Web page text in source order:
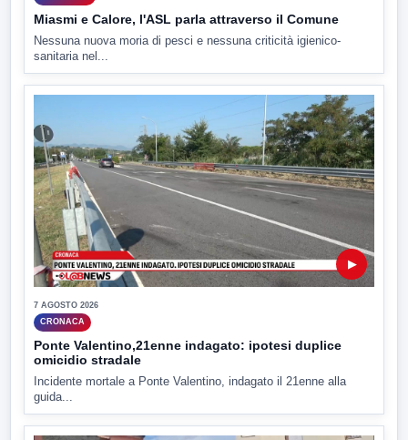
Miasmi e Calore, l'ASL parla attraverso il Comune
Nessuna nuova moria di pesci e nessuna criticità igienico-
sanitaria nel...
▶
7 AGOSTO 2026
CRONACA
Ponte Valentino,21enne indagato: ipotesi duplice
omicidio stradale
Incidente mortale a Ponte Valentino, indagato il 21enne alla
guida...